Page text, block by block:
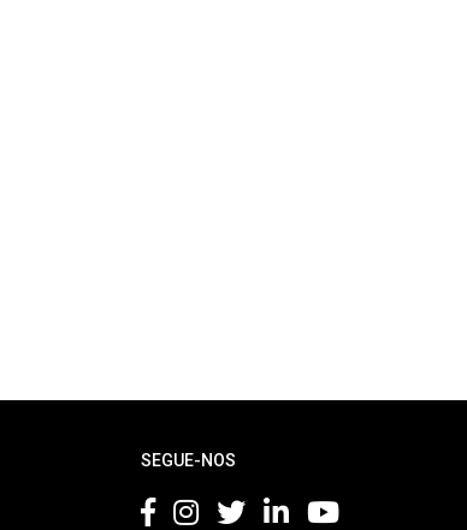
SEGUE-NOS